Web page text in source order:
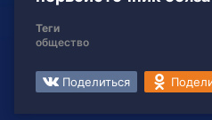
Теги
общество
Поделиться